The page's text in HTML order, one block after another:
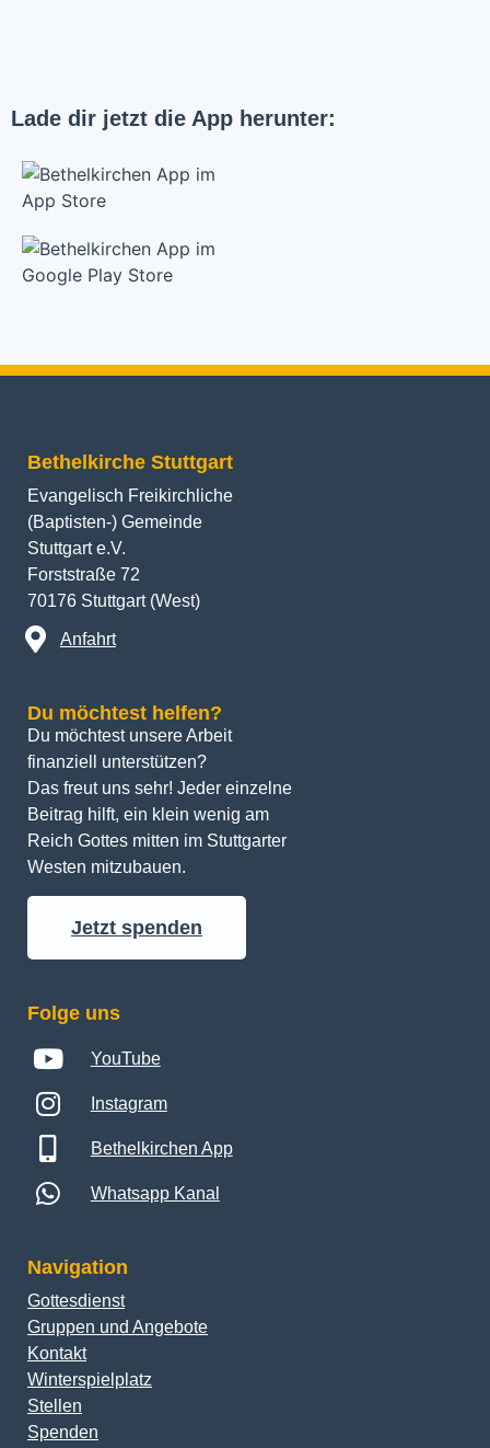
Lade dir jetzt die App herunter:
Bethelkirche Stuttgart
Evangelisch Freikirchliche
(Baptisten-) Gemeinde
Stuttgart e.V.
Forststraße 72
70176 Stuttgart (West)
Anfahrt
Du möchtest helfen?
Du möchtest unsere Arbeit
finanziell unterstützen?
Das freut uns sehr! Jeder einzelne
Beitrag hilft, ein klein wenig am
Reich Gottes mitten im Stuttgarter
Westen mitzubauen.
Jetzt spenden
Folge uns
YouTube
Instagram
Bethelkirchen App
Whatsapp Kanal
Navigation
Gottesdienst
Gruppen und Angebote
Kontakt
Winterspielplatz
Stellen
Spenden